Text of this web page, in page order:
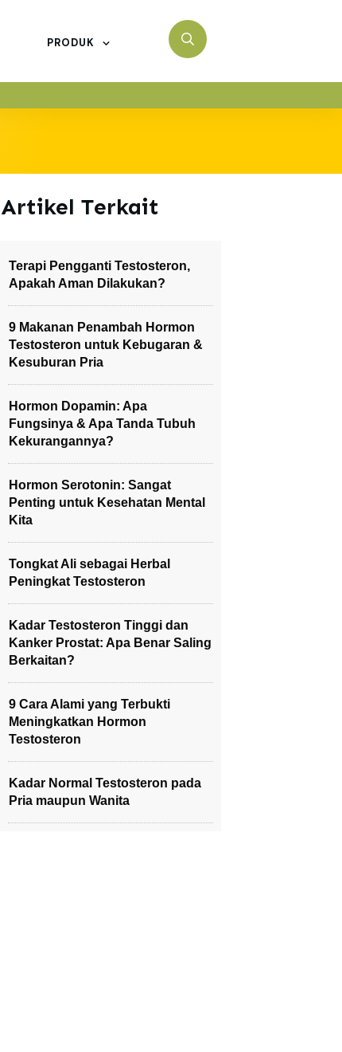
PRODUK
Artikel Terkait
Terapi Pengganti Testosteron,
Apakah Aman Dilakukan?
9 Makanan Penambah Hormon
Testosteron untuk Kebugaran &
Kesuburan Pria
Hormon Dopamin: Apa
Fungsinya & Apa Tanda Tubuh
Kekurangannya?
Hormon Serotonin: Sangat
Penting untuk Kesehatan Mental
Kita
Tongkat Ali sebagai Herbal
Peningkat Testosteron
Kadar Testosteron Tinggi dan
Kanker Prostat: Apa Benar Saling
Berkaitan?
9 Cara Alami yang Terbukti
Meningkatkan Hormon
Testosteron
Kadar Normal Testosteron pada
Pria maupun Wanita